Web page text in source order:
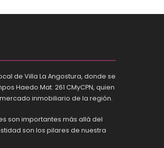
local de Villa La Angostura, donde se
Haedo Mat. 261 CMyCPN, quien
inmobiliario de la región.
son importantes más allá del
son los pilares de nuestra